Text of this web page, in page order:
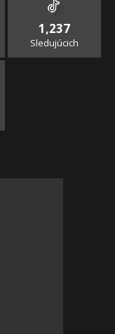
1,237
Sledujúcich